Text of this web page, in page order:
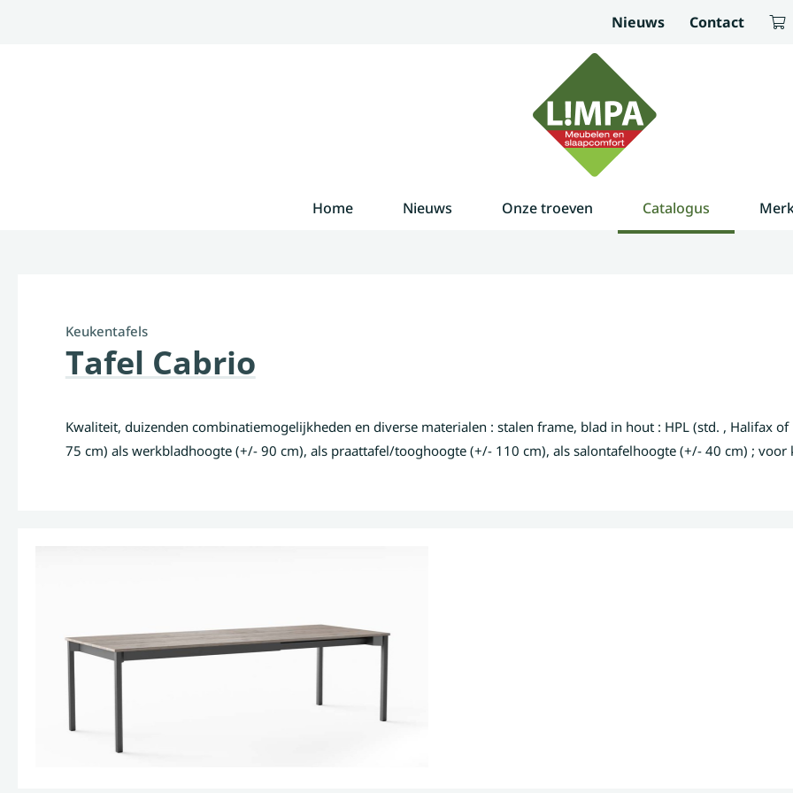
Nieuws Contact
Home Nieuws Onze troeven Catalogus
Keukentafels
Tafel Cabrio
Kwaliteit, duizenden combinatiemogelijkheden en diverse materialen : stalen frame, blad in hout : HPL (std. , Halifax
75 cm) als werkbladhoogte (+/- 90 cm), als praattafel/tooghoogte (+/- 110 cm), als salontafelhoogte (+/- 40 cm) ; voor